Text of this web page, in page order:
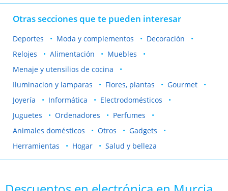
Otras secciones que te pueden interesar
Deportes Moda y complementos
Decoración
Relojes
Alimentación
Muebles
Menaje y utensilios de cocina
Iluminacion y lamparas
Flores, plantas
Gourmet
Joyería
Informática
Electrodomésticos
Juguetes
Ordenadores
Perfumes
Animales domésticos
Otros
Gadgets
Herramientas
Hogar Salud y belleza